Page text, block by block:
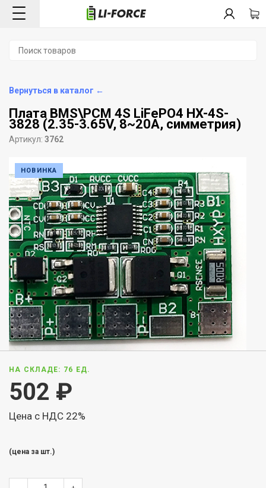
Вернуться в каталог ←
Плата BMS\PCM 4S LiFePO4 HX-4S-
3828 (2.35-3.65V, 8~20A, симметрия)
Артикул: 3762
НОВИНКА
НА СКЛАДЕ: 76 ЕД.
502 ₽
Цена с НДС 22%
(цена за шт.)